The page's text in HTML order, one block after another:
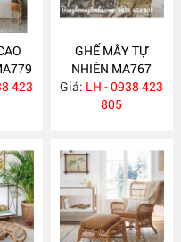
423
GHẾ MÂY TỰ
NHIÊN MA767
Giá: LH - 0938 423
805